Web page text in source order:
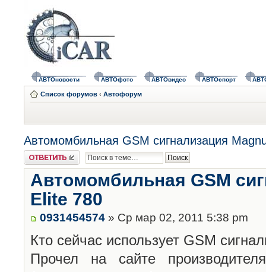
АВТОновости АВТОфото АВТОвидео АВТОспорт
Список форумов ‹ Автофорум
Автомомбильная GSM сигнализация
Ответить
Автомомбильная GSM
Elite 780
0931454574 » Ср мар 02, 2011 5:38 pm
Кто сейчас использует GSM
Прочел на сайте